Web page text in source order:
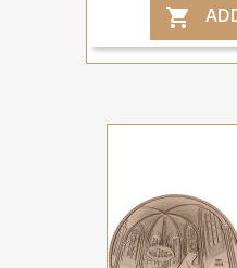
